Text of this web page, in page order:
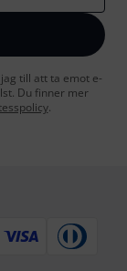
till att ta emot e-
Du finner mer
.